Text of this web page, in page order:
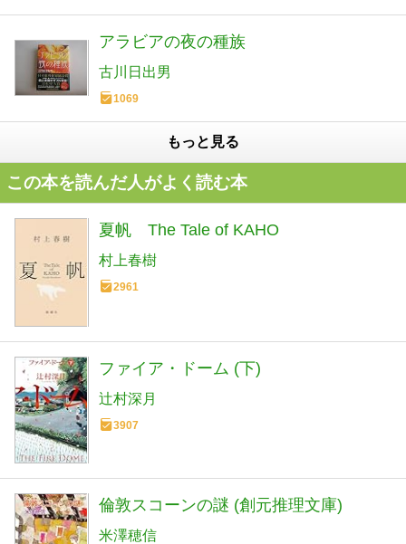
アラビアの夜の種族
古川日出男
1069
もっと見る
この本を読んだ人がよく読む本
夏帆 The Tale of KAHO
村上春樹
2961
ファイア・ドーム (下)
辻村深月
3907
倫敦スコーンの謎 (創元推理文庫)
米澤穂信